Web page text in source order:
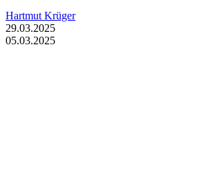
Hartmut Krüger
29.03.2025
05.03.2025